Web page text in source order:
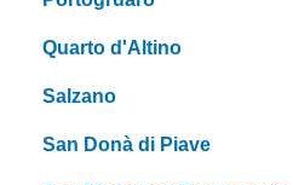
Quarto d'Altino
Salzano
San Donà di Piave